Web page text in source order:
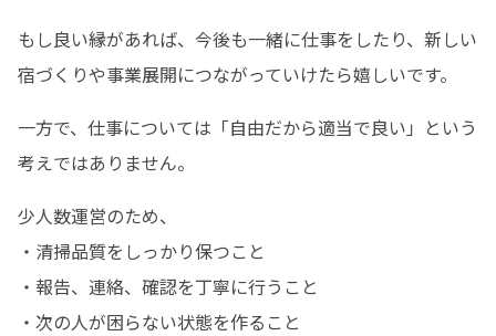
もし良い縁があれば、今後も一緒に仕事をしたり、新しい
宿づくりや事業展開につながっていけたら嬉しいです。
一方で、仕事については「自由だから適当で良い」という
考えではありません。
少人数運営のため、
・清掃品質をしっかり保つこと
・報告、連絡、確認を丁寧に行うこと
・次の人が困らない状態を作ること